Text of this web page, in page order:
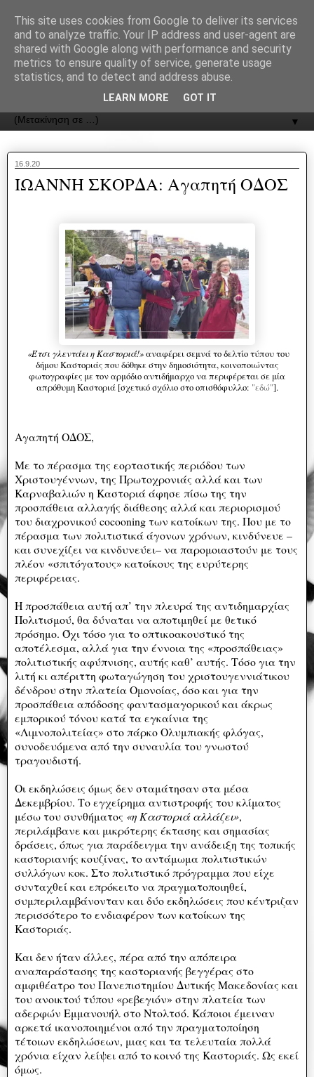
ΟΔΟΣ
▼
16.9.20
ΙΩΑΝΝΗ ΣΚΟΡΔΑ: Αγαπητή ΟΔΟΣ
«Έτσι γλεντάει η Καστοριά!»αναφέρει σεμνά το δελτίο τύπου του
δήμου Καστοριάς που δόθηκε στην δημοσιότητα, κοινοποιώντας
φωτογραφίες με τον αρμόδιο αντιδήμαρχο να περιφέρεται σε μία
απρόθυμη Καστοριά [σχετικό σχόλιο στο οπισθόφυλλο: "εδώ"].
Αγαπητή ΟΔΟΣ,
Με το πέρασμα της εορταστικής περιόδου των
Χριστουγέννων, της Πρωτοχρονιάς αλλά και των
Καρναβαλιών η Καστοριά άφησε πίσω της την
προσπάθεια αλλαγής διάθεσης αλλά και περιορισμού
του διαχρονικού cocooning των κατοίκων της. Που με το
πέρασμα των πολιτιστικά άγονων χρόνων, κινδύνευε –
και συνεχίζει να κινδυνεύει– να παρομοιαστούν με τους
πλέον «σπιτόγατους» κατοίκους της ευρύτερης
περιφέρειας.
Η προσπάθεια αυτή απ’ την πλευρά της αντιδημαρχίας
Πολιτισμού, θα δύναται να αποτιμηθεί με θετικό
πρόσημο. Όχι τόσο για το οπτικοακουστικό της
αποτέλεσμα, αλλά για την έννοια της «προσπάθειας»
πολιτιστικής αφύπνισης, αυτής καθ’ αυτής. Τόσο για την
λιτή κι απέριττη φωταγώγηση του χριστουγεννιάτικου
δένδρου στην πλατεία Ομονοίας, όσο και για την
προσπάθεια απόδοσης φαντασμαγορικού και άκρως
εμπορικού τόνου κατά τα εγκαίνια της
«Λιμνοπολιτείας» στο πάρκο Ολυμπιακής φλόγας,
συνοδευόμενα από την συναυλία του γνωστού
τραγουδιστή.
Οι εκδηλώσεις όμως δεν σταμάτησαν στα μέσα
Δεκεμβρίου. Το εγχείρημα αντιστροφής του κλίματος
μέσω του συνθήματος «η Καστοριά αλλάζει»,
περιλάμβανε και μικρότερης έκτασης και σημασίας
δράσεις, όπως για παράδειγμα την ανάδειξη της τοπικής
καστοριανής κουζίνας, το αντάμωμα πολιτιστικών
συλλόγων κοκ. Στο πολιτιστικό πρόγραμμα που είχε
συνταχθεί και επρόκειτο να πραγματοποιηθεί,
συμπεριλαμβάνονταν και δύο εκδηλώσεις που κέντριζαν
περισσότερο το ενδιαφέρον των κατοίκων της
Καστοριάς.
Και δεν ήταν άλλες, πέρα από την απόπειρα
αναπαράστασης της καστοριανής βεγγέρας στο
αμφιθέατρο του Πανεπιστημίου Δυτικής Μακεδονίας και
του ανοικτού τύπου «ρεβεγιόν» στην πλατεία των
αδερφών Εμμανουήλ στο Ντολτσό. Κάποιοι έμειναν
αρκετά ικανοποιημένοι από την πραγματοποίηση
τέτοιων εκδηλώσεων, μιας και τα τελευταία πολλά
χρόνια είχαν λείψει από το κοινό της Καστοριάς. Ως εκεί
όμως.
This site uses cookies from Google to deliver its services
and to analyze traffic. Your IP address and user-agent are
shared with Google along with performance and security
metrics to ensure quality of service, generate usage
statistics, and to detect and address abuse.
LEARN MORE GOT IT